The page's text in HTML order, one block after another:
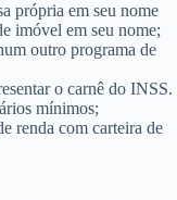
própria em seu nome
imóvel em seu nome;
outro programa de
o carnê do INSS.
mínimos;
renda com carteira de